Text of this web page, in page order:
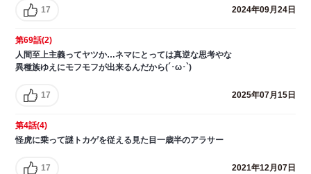
17 2024年09月24日
第69話(2)
人間至上主義ってヤツか…ネマにとっては真逆な思考やな
異種族ゆえにモフモフが出来るんだから(´･ω･`)
17 2025年07月15日
第4話(4)
怪虎に乗って謎トカゲを従える見た目一歳半のアラサー
17 2021年12月07日